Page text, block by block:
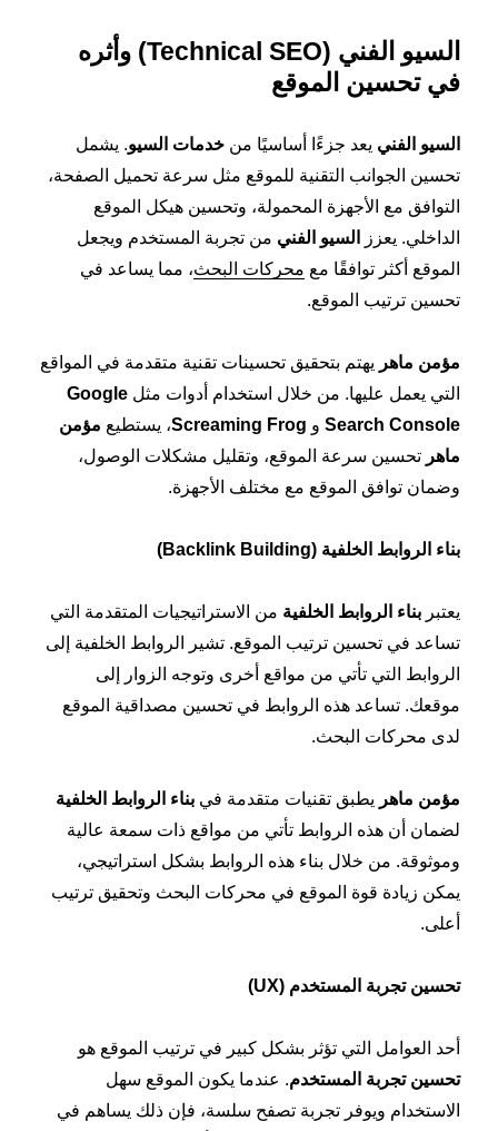
السيو الفني (Technical SEO)
وأثره
في تحسين الموقع
السيو الفني يعد جزءًا أساسيًا منخدمات السيو. يشمل
تحسين الجوانب التقنية للموقع مثل سرعة تحميل الصفحة،
التوافق مع الأجهزة المحمولة، وتحسين هيكل الموقع
الداخلي. يعزز
السيو الفني من تجربة المستخدم ويجعل
الموقع أكثر توافقًا مع محركات البحث، مما يساعد في
تحسين ترتيب الموقع.
مؤمن ماهر يهتم بتحقيق تحسينات تقنية متقدمة في المواقع
التي يعمل عليها. من خلال استخدام أدوات مثلGoogle
Search Console و Screaming Frog، يستطيع مؤمن
ماهر تحسين سرعة الموقع، وتقليل مشكلات الوصول،
وضمان توافق الموقع مع مختلف الأجهزة.
بناء الروابط الخلفية (Backlink Building)
يعتبربناء الروابط الخلفية من الاستراتيجيات المتقدمة التي
تساعد في تحسين ترتيب الموقع. تشير الروابط الخلفية إلى
الروابط التي تأتي من مواقع أخرى وتوجه الزوار إلى
موقعك. تساعد هذه الروابط في تحسين مصداقية الموقع
لدى محركات البحث.
مؤمن ماهر يطبق تقنيات متقدمة فيبناء الروابط الخلفية
لضمان أن هذه الروابط تأتي من مواقع ذات سمعة عالية
وموثوقة. من خلال بناء هذه الروابط بشكل استراتيجي،
يمكن زيادة قوة الموقع في محركات البحث وتحقيق ترتيب
أعلى.
تحسين تجربة المستخدم (UX)
أحد العوامل التي تؤثر بشكل كبير في ترتيب الموقع هو
تحسين تجربة المستخدم. عندما يكون الموقع سهل
الاستخدام ويوفر تجربة تصفح سلسة، فإن ذلك يساهم في